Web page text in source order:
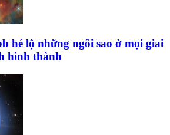
hé lộ những ngôi sao ở mọi giai
hình thành